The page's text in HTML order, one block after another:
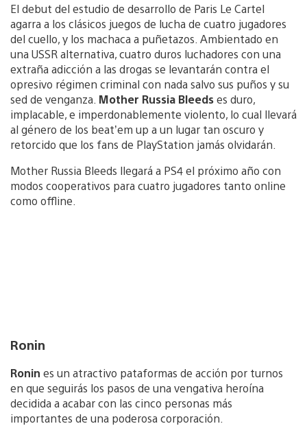
El debut del estudio de desarrollo de Paris Le Cartel
agarra a los clásicos juegos de lucha de cuatro jugadores
del cuello, y los machaca a puñetazos. Ambientado en
una USSR alternativa, cuatro duros luchadores con una
extraña adicción a las drogas se levantarán contra el
opresivo régimen criminal con nada salvo sus puños y su
sed de venganza. Mother Russia Bleedses duro,
implacable, e imperdonablemente violento, lo cual llevará
al género de los beat’em up a un lugar tan oscuro y
retorcido que los fans de PlayStation jamás olvidarán.
Mother Russia Bleeds llegará a PS4 el próximo año con
modos cooperativos para cuatro jugadores tanto online
como offline.
Ronin
Ronin es un atractivo pataformas de acción por turnos
en que seguirás los pasos de una vengativa heroína
decidida a acabar con las cinco personas más
importantes de una poderosa corporación.